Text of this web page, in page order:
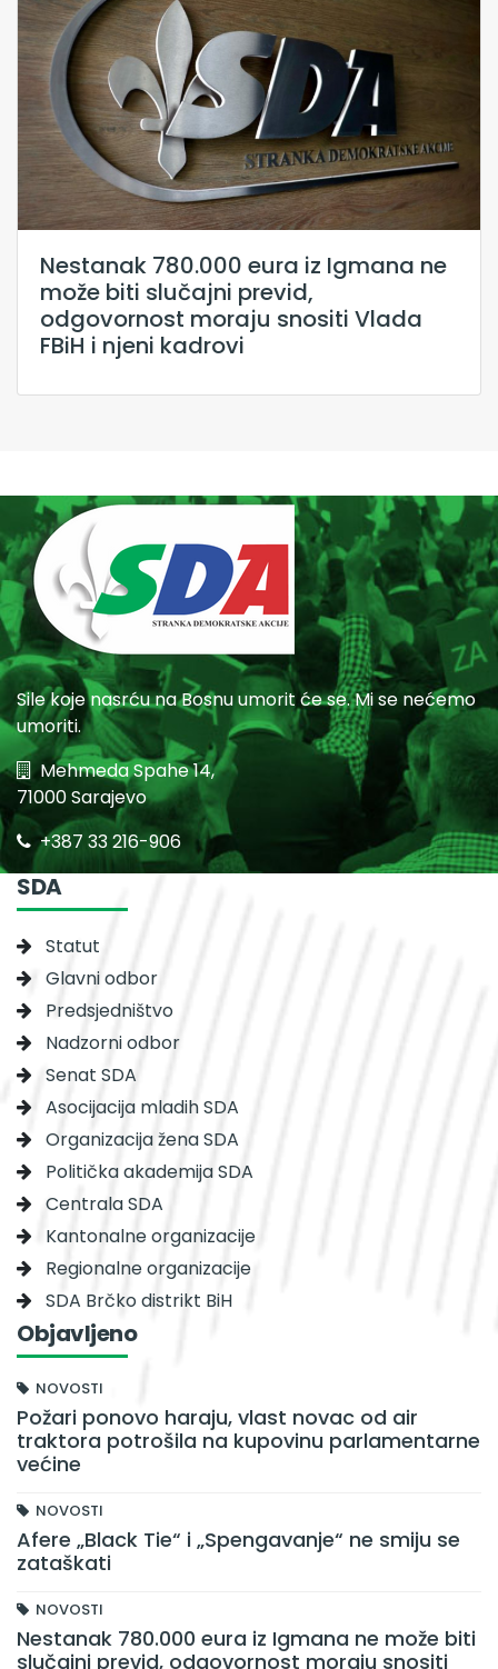
Nestanak 780.000 eura iz Igmana ne
može biti slučajni previd,
odgovornost moraju snositi Vlada
FBiH i njeni kadrovi
Sile koje nasrću na Bosnu umorit će se. Mi se nećemo
umoriti.
Mehmeda Spahe 14,
71000 Sarajevo
+387 33 216-906
SDA
Statut
Glavni odbor
Predsjedništvo
Nadzorni odbor
Senat SDA
Asocijacija mladih SDA
Organizacija žena SDA
Politička akademija SDA
Centrala SDA
Kantonalne organizacije
Regionalne organizacije
SDA Brčko distrikt BiH
Objavljeno
NOVOSTI
Požari ponovo haraju, vlast novac od air
traktora potrošila na kupovinu parlamentarne
većine
NOVOSTI
Afere „Black Tie“ i „Spengavanje“ ne smiju se
zataškati
NOVOSTI
Nestanak 780.000 eura iz Igmana ne može biti
slučajni previd, odgovornost moraju snositi